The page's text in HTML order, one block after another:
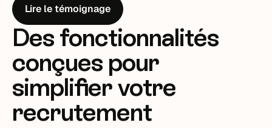
Lire le témoignage
Des fonctionnalités
conçues pour
simplifier votre
recrutement